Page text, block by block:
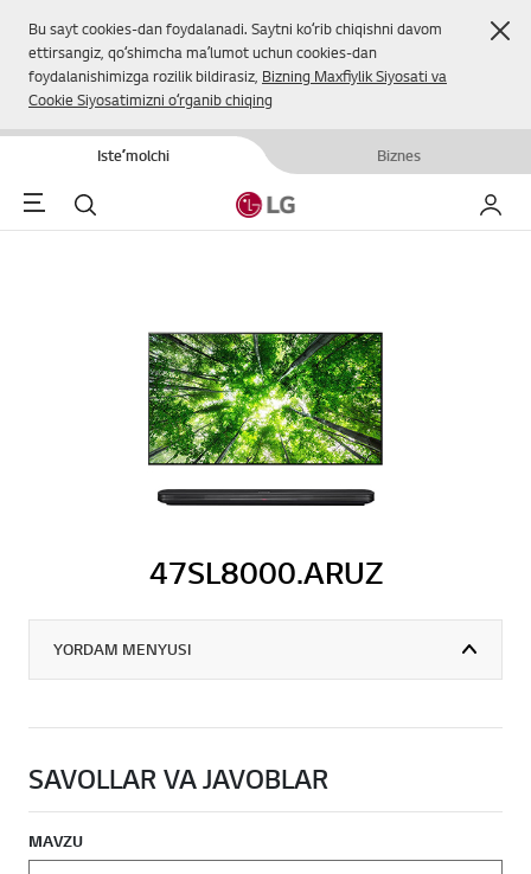
Bu sayt cookies-dan foydalanadi. Saytni koʻrib chiqishni davom
ettirsangiz, qoʻshimcha maʼlumot uchun cookies-dan
foydalanishimizga rozilik bildirasiz, Bizning Maxfiylik Siyosati va
Cookie Siyosatimizni oʻrganib chiqing
Isteʼmolchi Biznes
Menu Qidirish
47SL8000.ARUZ
YORDAM MENYUSI
SAVOLLAR VA JAVOBLAR
MAVZU